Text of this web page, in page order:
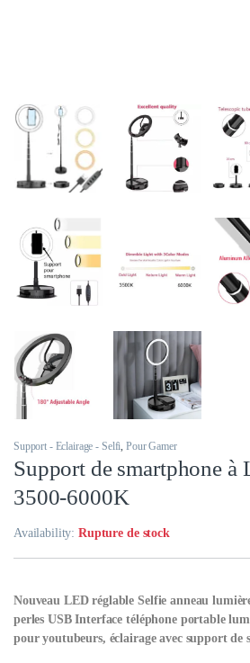
Support - Eclairage - Selfi, Pour Gamer
Support de smartphone à
3500-6000K
Availability:Rupture de stock
Nouveau LED réglable Selfie anneau
perles USB Interface téléphone portable
pour youtubeurs, éclairage avec support de